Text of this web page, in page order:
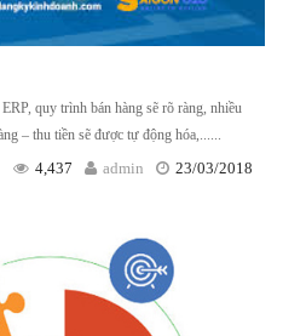
quy trình bán hàng sẽ rõ ràng, nhiều
– thu tiền sẽ được tự động hóa,......
23/03/2018
admin
4,437